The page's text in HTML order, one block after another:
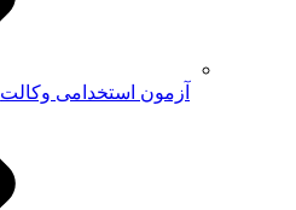
آزمون استخدامی وکالت